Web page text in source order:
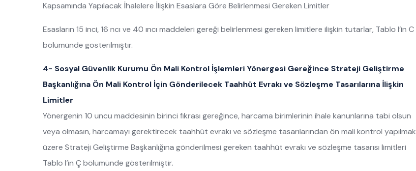
Kapsamında Yapılacak İhalelere İlişkin Esaslara Göre Belirlenmesi Gereken Limitler
Esasların 15 inci, 16 ncı ve 40 ıncı maddeleri gereği belirlenmesi gereken limitlere ilişkin tutarlar, Tablo I’in C
bölümünde gösterilmiştir.
4- Sosyal Güvenlik Kurumu Ön Mali Kontrol İşlemleri Yönergesi Gereğince Strateji Geliştirme
Başkanlığına Ön Mali Kontrol İçin Gönderilecek Taahhüt Evrakı ve Sözleşme Tasarılarına İlişkin
Limitler
Yönergenin 10 uncu maddesinin birinci fıkrası gereğince, harcama birimlerinin ihale kanunlarına tabi olsun
veya olmasın, harcamayı gerektirecek taahhüt evrakı ve sözleşme tasarılarından ön mali kontrol yapılmak
üzere Strateji Geliştirme Başkanlığına gönderilmesi gereken taahhüt evrakı ve sözleşme tasarısı limitleri
Tablo I’in Ç bölümünde gösterilmiştir.